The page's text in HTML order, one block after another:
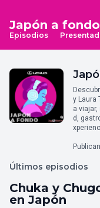
Japón a fondo
Episodios
y Laura
a
d,
Últimos episodios
Chuka y
en Japón